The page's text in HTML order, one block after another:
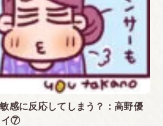
感に反応してしまう？：高野優
イ⑦